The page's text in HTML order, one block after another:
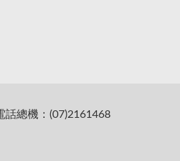
話總機：(07)2161468